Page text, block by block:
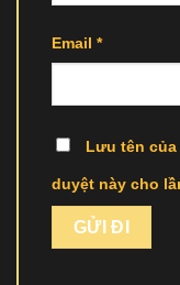
Email *
Lưu tên
duyệt này cho